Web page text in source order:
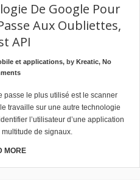
De Google Pour
Aux Oubliettes,
API
et applications, by Kreatic, No
passe le plus utilisé est le scanner
travaille sur une autre technologie
l’utilisateur d’une application
multitude de signaux.
MORE